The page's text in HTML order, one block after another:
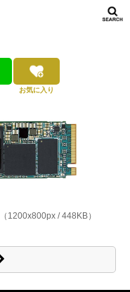
お気に入り
（1200x800px / 448KB）